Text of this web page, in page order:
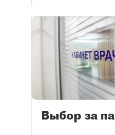
Выбор за